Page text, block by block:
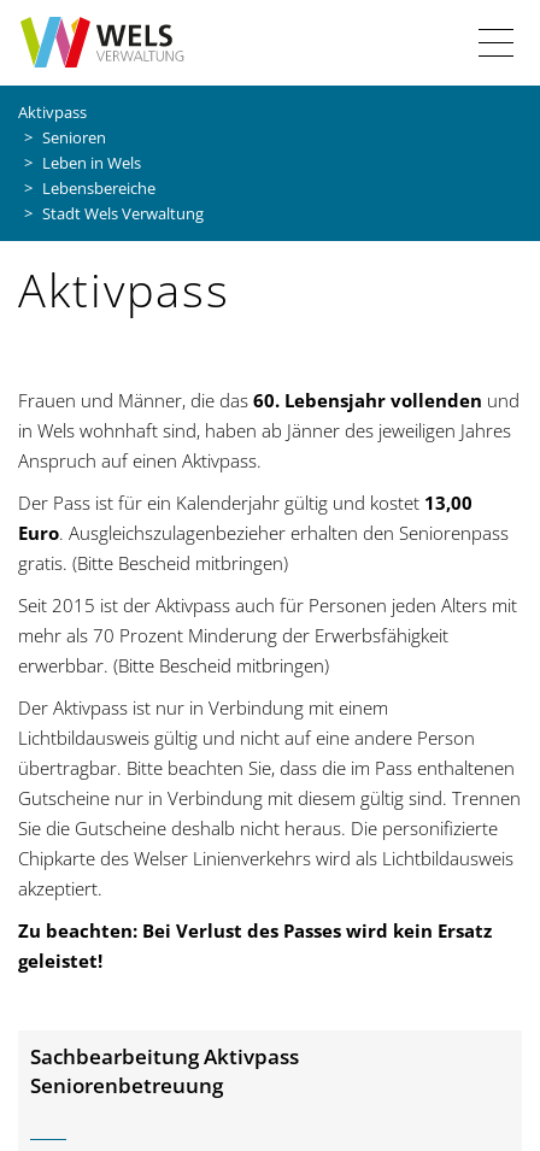
Z
r
S
t
e
Z
r
H
a
p
t
a
o
n
Z
m
I
n
a
l
Z
r
S
u
h
e
T
o
l
a
a
o
n
Aktivpass
Senioren
Leben in Wels
Lebensbereiche
Stadt Wels Verwaltung
Aktivpass
Frauen und Männer, die das 60. Lebensjahr vollenden und
in Wels wohnhaft sind, haben ab Jänner des jeweiligen Jahres
Anspruch auf einen Aktivpass.
Der Pass ist für ein Kalenderjahr gültig und kostet 13,00
Euro. Ausgleichszulagenbezieher erhalten den Seniorenpass
gratis. (Bitte Bescheid mitbringen)
Seit 2015 ist der Aktivpass auch für Personen jeden Alters mit
mehr als 70 Prozent Minderung der Erwerbsfähigkeit
erwerbbar. (Bitte Bescheid mitbringen)
Der Aktivpass ist nur in Verbindung mit einem
Lichtbildausweis gültig und nicht auf eine andere Person
übertragbar. Bitte beachten Sie, dass die im Pass enthaltenen
Gutscheine nur in Verbindung mit diesem gültig sind. Trennen
Sie die Gutscheine deshalb nicht heraus. Die personifizierte
Chipkarte des Welser Linienverkehrs wird als Lichtbildausweis
akzeptiert.
Zu beachten: Bei Verlust des Passes wird kein Ersatz
geleistet!
Sachbearbeitung Aktivpass
Seniorenbetreuung